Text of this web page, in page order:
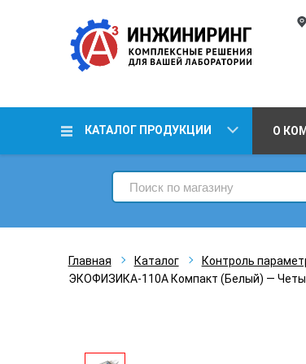
КАТАЛОГ ПРОДУКЦИИ О
Главная Каталог Контроль
ЭКОФИЗИКА-110А Компакт (Белый) —